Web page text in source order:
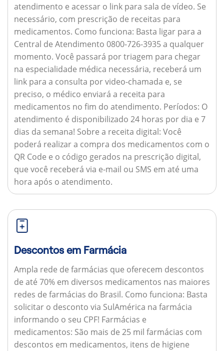
atendimento e acessar o link para sala de vídeo. Se
necessário, com prescrição de receitas para
medicamentos. Como funciona: Basta ligar para a
Central de Atendimento 0800-726-3935 a qualquer
momento. Você passará por triagem para chegar
na especialidade médica necessária, receberá um
link para a consulta por video-chamada e, se
preciso, o médico enviará a receita para
medicamentos no fim do atendimento. Períodos: O
atendimento é disponibilizado 24 horas por dia e 7
dias da semana! Sobre a receita digital: Você
poderá realizar a compra dos medicamentos com o
QR Code e o código gerados na prescrição digital,
que você receberá via e-mail ou SMS em até uma
hora após o atendimento.
Descontos em Farmácia
Ampla rede de farmácias que oferecem descontos
de até 70% em diversos medicamentos nas maiores
redes de farmácias do Brasil. Como funciona: Basta
solicitar o desconto via SulAmérica na farmácia
informando o seu CPF! Farmácias e
medicamentos: São mais de 25 mil farmácias com
descontos em medicamentos, itens de higiene